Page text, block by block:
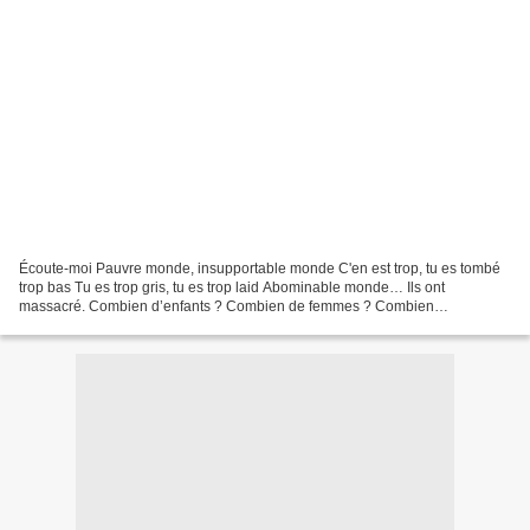
Écoute-moi Pauvre monde, insupportable monde C'en est trop, tu es tombé
trop bas Tu es trop gris, tu es trop laid Abominable monde… Ils ont
massacré. Combien d’enfants ? Combien de femmes ? Combien